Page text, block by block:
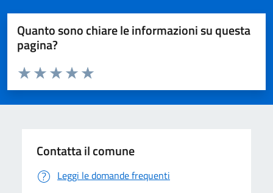
Quanto sono chiare le informazioni su questa
pagina?
Domanda
Valuta da 1 a 5 stelle la pagina
Valuta 5 stelle su 5
Valuta 4 stelle su 5
Valuta 3 stelle su 5
Valuta 2 stelle su 5
Valuta 1 stelle su 5
Contatta il comune
Leggi le domande frequenti